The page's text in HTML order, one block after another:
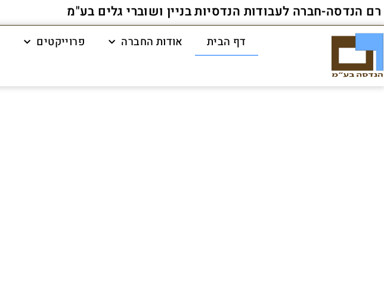
רם הנדסה-חברה לעבודות הנדסיות בניין ושוברי גלים בע"מ
דף הבית אודות החברה פרוייקטים